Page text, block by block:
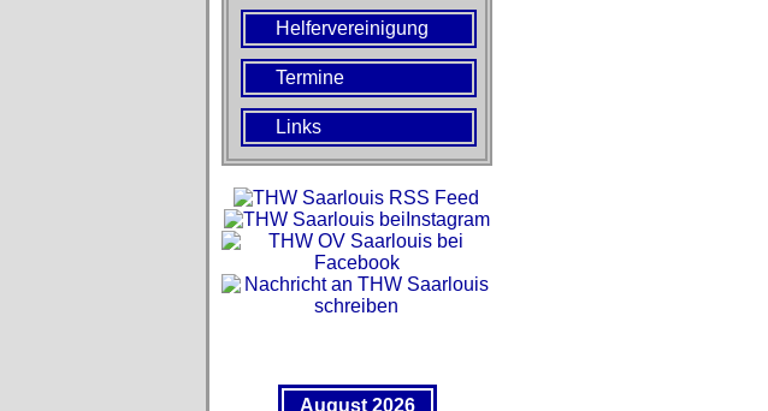
Helfervereinigung
Termine
Links
August 2026